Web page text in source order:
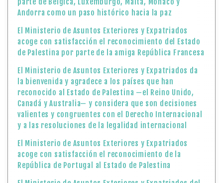
Andorra como un paso histórico hacia la paz
El Ministerio de Asuntos Exteriores y Expatriados
acoge con satisfacción el reconocimiento del Estado
de Palestina por parte de la amiga República Francesa
El Ministerio de Asuntos Exteriores y Expatriados da
la bienvenida y agradece a los países que han
reconocido al Estado de Palestina —el Reino Unido,
Canadá y Australia— y considera que son decisiones
valientes y congruentes con el Derecho Internacional
y a las resoluciones de la legalidad internacional
El Ministerio de Asuntos Exteriores y Expatriados
acoge con satisfacción el reconocimiento de la
República de Portugal al Estado de Palestina